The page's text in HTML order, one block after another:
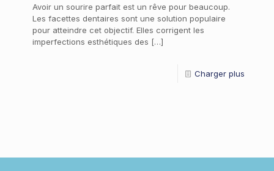
Avoir un sourire parfait est un rêve pour beaucoup.
Les facettes dentaires sont une solution populaire
pour atteindre cet objectif. Elles corrigent les
imperfections esthétiques des […]
Charger plus